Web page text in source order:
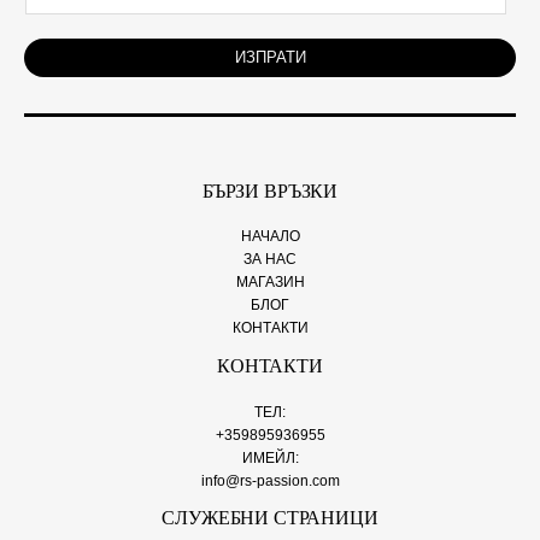
i
l
ИЗПРАТИ
БЪРЗИ ВРЪЗКИ
НАЧАЛО
ЗА НАС
МАГАЗИН
БЛОГ
КОНТАКТИ
КОНТАКТИ
ТЕЛ:
+359895936955
ИМЕЙЛ:
info@rs-passion.com
СЛУЖЕБНИ СТРАНИЦИ